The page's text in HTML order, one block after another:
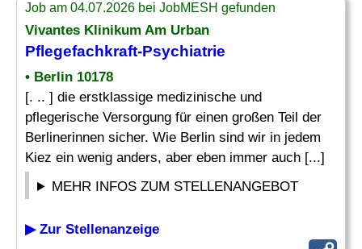
Job am 04.07.2026 bei JobMESH gefunden
Vivantes Klinikum Am Urban
Pflegefachkraft-Psychiatrie
• Berlin 10178
[. .. ] die erstklassige medizinische und
pflegerische Versorgung für einen großen Teil der
Berlinerinnen sicher. Wie Berlin sind wir in jedem
Kiez ein wenig anders, aber eben immer auch [...]
MEHR INFOS ZUM STELLENANGEBOT
▶ Zur Stellenanzeige